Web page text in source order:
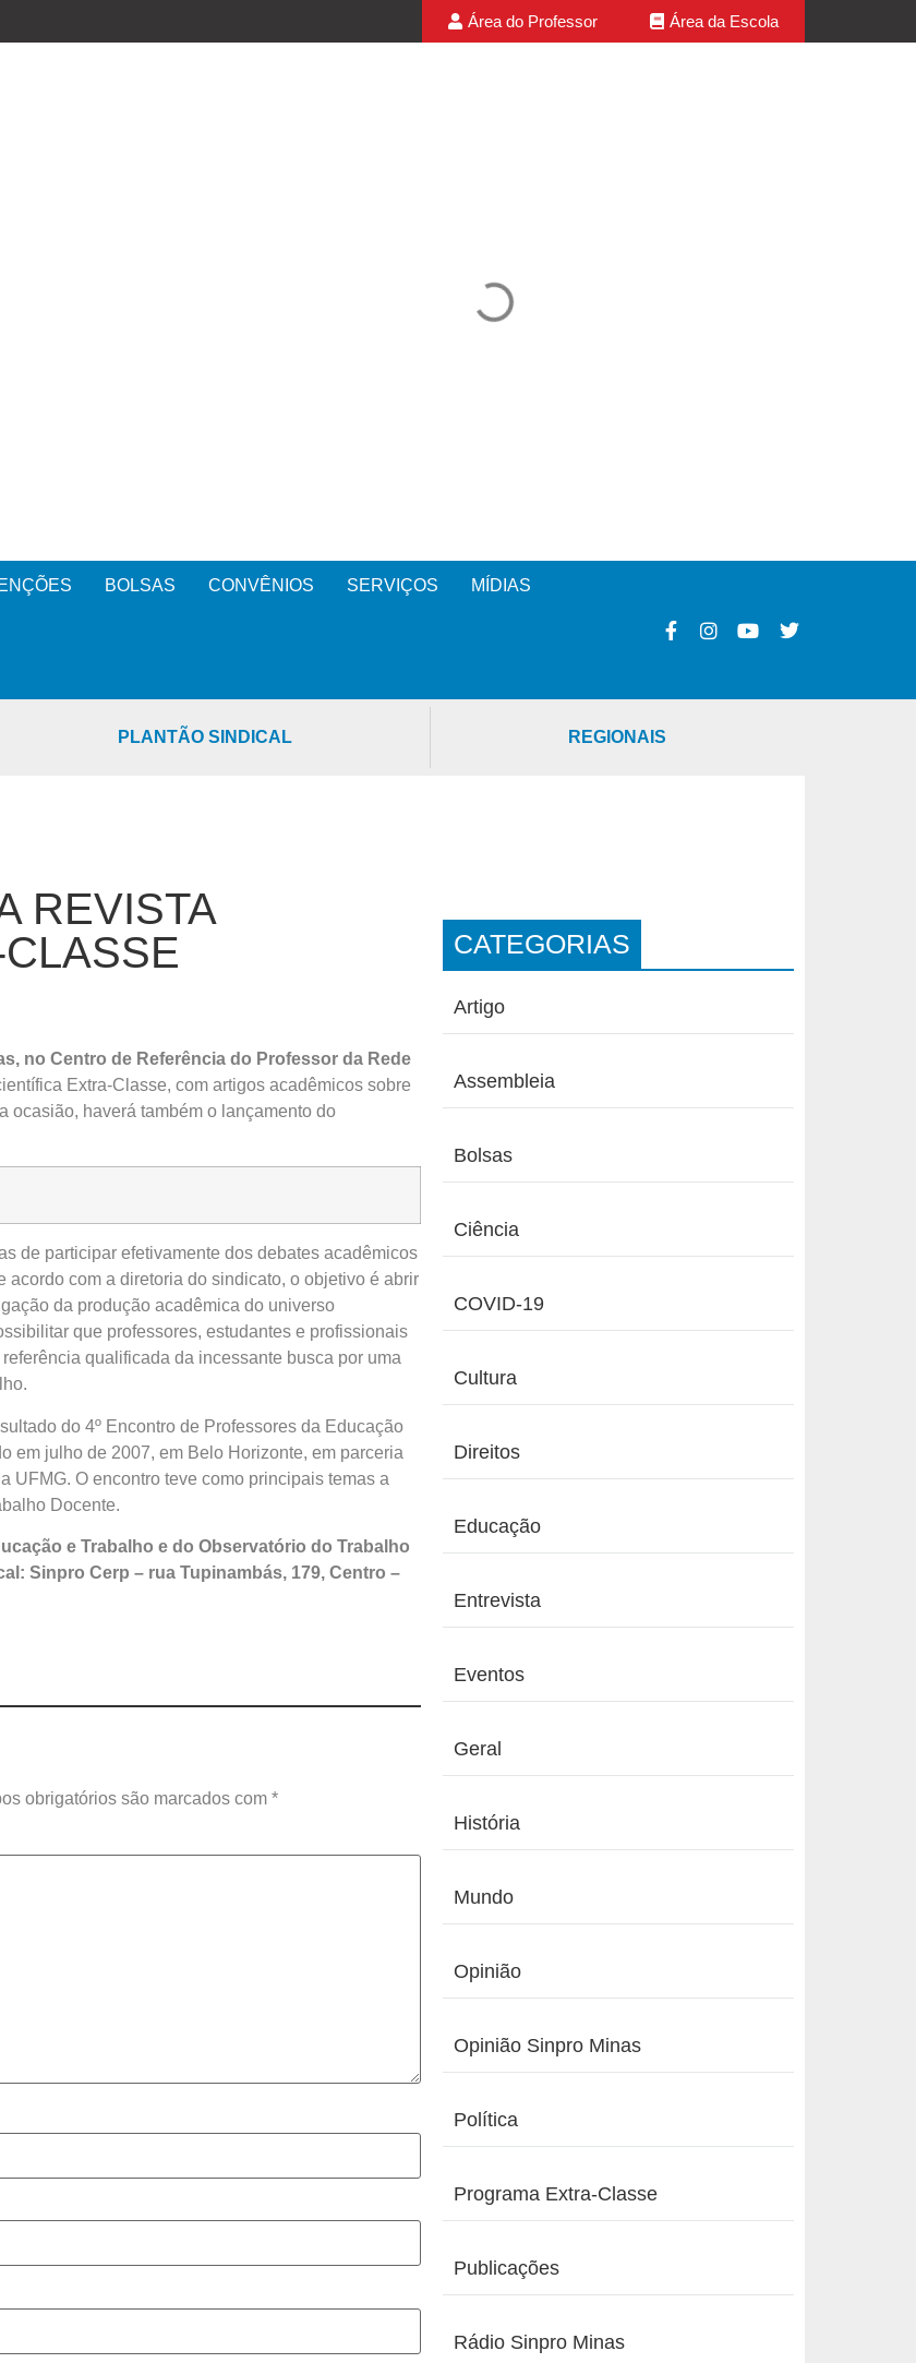
Área do Professor Área da Escola
BOLSAS CONVÊNIOS SERVIÇOS MÍDIAS
PLANTÃO SINDICAL REGIONAIS
REVISTA
no Centro de Referência do Professor da Rede
Extra-Classe, com artigos acadêmicos sobre
ocasião, haverá também o lançamento do
de participar efetivamente dos debates acadêmicos
com a diretoria do sindicato, o objetivo é abrir
da produção acadêmica do universo
que professores, estudantes e profissionais
qualificada da incessante busca por uma
do 4º Encontro de Professores da Educação
em julho de 2007, em Belo Horizonte, em parceria
UFMG. O encontro teve como principais temas a
Docente.
e Trabalho e do Observatório do Trabalho
Sinpro Cerp – rua Tupinambás, 179, Centro –
obrigatórios são marcados com *
CATEGORIAS
Artigo
Assembleia
Bolsas
Ciência
COVID-19
Cultura
Direitos
Educação
Entrevista
Eventos
Geral
História
Mundo
Opinião
Opinião Sinpro Minas
Política
Programa Extra-Classe
Publicações
Rádio Sinpro Minas